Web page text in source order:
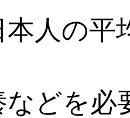
本人の平
どを必